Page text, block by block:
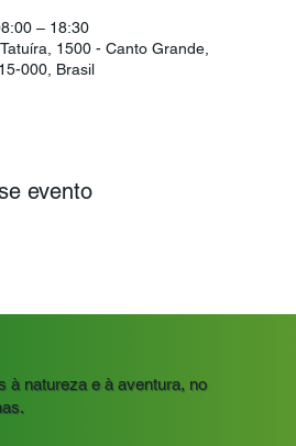
– 18:30
1500 - Canto Grande,
000, Brasil
evento
à natureza e à aventura, no